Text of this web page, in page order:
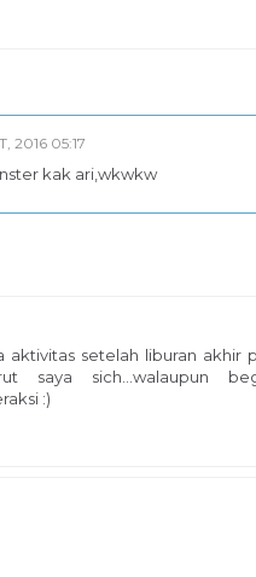
2016 05:17
kak ari,wkwkw
setelah liburan akhir
saya sich...walaupun
:)